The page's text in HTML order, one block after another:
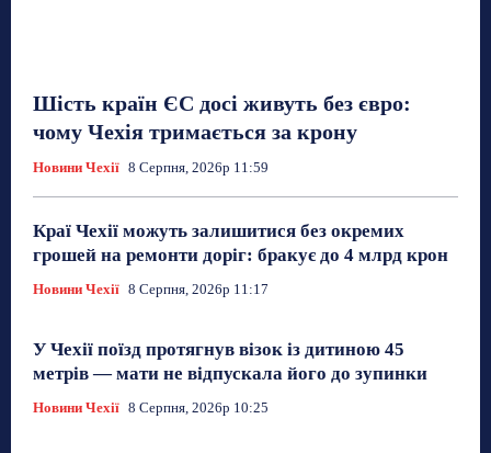
Шість країн ЄС досі живуть без євро:
чому Чехія тримається за крону
Новини Чехії 8 Серпня, 2026р 11:59
Краї Чехії можуть залишитися без окремих
грошей на ремонти доріг: бракує до 4 млрд крон
Новини Чехії 8 Серпня, 2026р 11:17
У Чехії поїзд протягнув візок із дитиною 45
метрів — мати не відпускала його до зупинки
Новини Чехії 8 Серпня, 2026р 10:25